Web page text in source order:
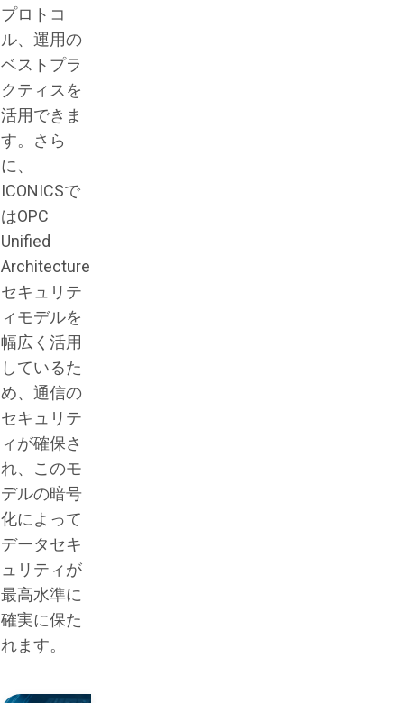
プロトコ
ル、運用の
ベストプラ
クティスを
活用できま
す。さら
に、
ICONICSで
はOPC
Unified
Architecture
セキュリテ
ィモデルを
幅広く活用
しているた
め、通信の
セキュリテ
ィが確保さ
れ、このモ
デルの暗号
化によって
データセキ
ュリティが
最高水準に
確実に保た
れます。